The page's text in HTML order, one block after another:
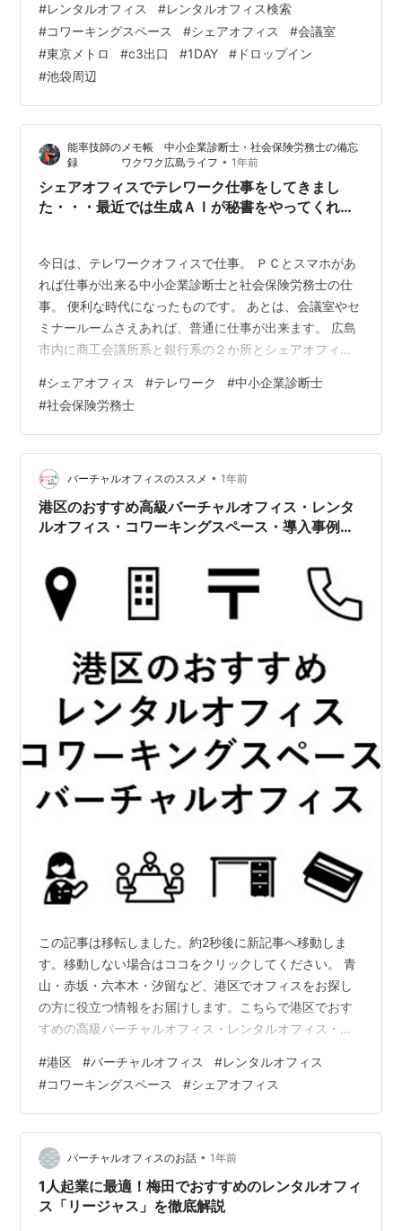
www.coworking-hub.com
#レンタルオフィス #レンタルオフィス検索
#コワーキングスペース #シェアオフィス #会議室
#東京メトロ #c3出口 #1DAY # ドロップイン
#池袋周辺
能率技師のメモ帳 中小企業診断士・社会保険労務士の備忘
録 ワクワク広島ライフ • 1年前
シェアオフィスでテレワーク仕事をしてきまし
た・・・最近では生成ＡＩが秘書をやってくれ、
今日は、テレワークオフィスで仕事。 ＰＣとスマホがあ
れば仕事が出来る中小企業診断士と社会保険労務士の仕
事。 便利な時代になったものです。 あとは、会議室やセ
ミナールームさえあれば、普通に仕事が出来ます。 広島
市内に商工会議所系と銀行系の２か所とシェアオフィス
です。 暑い日は、エアコンの効いたシェアオフィスに避
難します。 涼しい！ 初期投資・イニシャルコストを抑
え、固定費を削減するために、とても便利なシェアオフ
ィスです。 中心部に事務所を借りると年間コストは２２
０万円程度、シェアオフィスだと５分の１ですみます。
ＷｉＦｉもあり、コピーサービス、…
#シェアオフィス #テレワーク #中小企業診断士
#社会保険労務士
バーチャルオフィスのススメ • 1年前
港区のおすすめ高級バーチャルオフィス・レンタ
ルオフィス・コワーキングスペース・導入事例・
この記事は移転しました。約2秒後に新記事へ移動しま
す。移動しない場合はココをクリックしてください。 青
山・赤坂・六本木・汐留など、港区でオフィスをお探し
の方に役立つ情報をお届けします。こちらで港区でおす
すめの高級バーチャルオフィス・レンタルオフィス・コ
たします。起業のビジネス拠点はもちろん、企業の本
社、支店、サテライトオフィスにも活用いただけます。
ぜひ、ご活用ください。 この記事でわかること 執筆者
バーチャルオフィス・レンタルオフィス・コワーキング
スペースの基礎知識 バーチャルオフィス レンタルオフィ
ス コワーキングスペース 港区におけるバ…
#港区 #バーチャルオフィス #レンタルオフィス
#コワーキングスペース #シェアオフィス
バーチャルオフィスのお話 • 1年前
1人起業に最適！梅田でおすすめのレンタルオフィ
ス「リージャス」を徹底解説